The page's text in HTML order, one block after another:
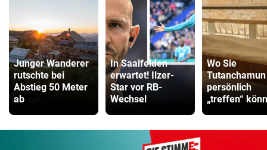
Junger Wanderer
rutschte bei
Abstieg 50 Meter
ab
In Saalfelden
erwartet! Ilzer-
Star vor RB-
Wechsel
Wo Sie
Tutanchamun
persönlich
„treffen“